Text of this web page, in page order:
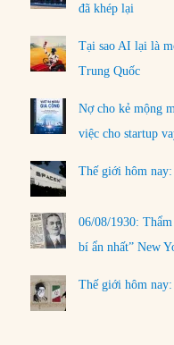
đã khép lại
Tại sao AI lại là
Trung Quốc
Nợ cho kẻ mộng
việc cho startup
Thế giới hôm
06/08/1930:
bí ẩn nhất” New
Thế giới hôm